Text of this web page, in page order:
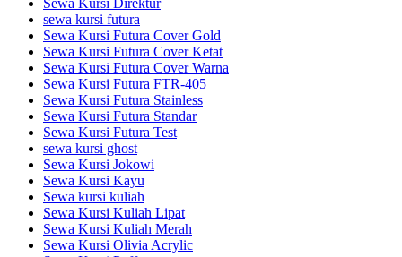
Sewa Kursi Direktur
sewa kursi futura
Sewa Kursi Futura Cover Gold
Sewa Kursi Futura Cover Ketat
Sewa Kursi Futura Cover Warna
Sewa Kursi Futura FTR-405
Sewa Kursi Futura Stainless
Sewa Kursi Futura Standar
Sewa Kursi Futura Test
sewa kursi ghost
Sewa Kursi Jokowi
Sewa Kursi Kayu
Sewa kursi kuliah
Sewa Kursi Kuliah Lipat
Sewa Kursi Kuliah Merah
Sewa Kursi Olivia Acrylic